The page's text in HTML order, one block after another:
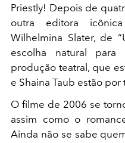
Priestly! Depois de
outra editora
Wilhelmina Slater, de
escolha natural
produção teatral, que
e Shaina Taub estão por
O filme de 2006 se
assim como o
Ainda não se sabe